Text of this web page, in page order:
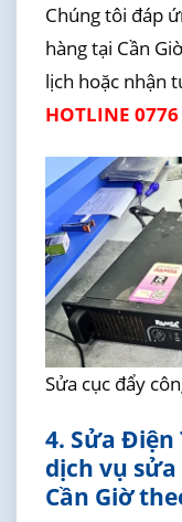
Chúng tôi đáp
hàng tại Cần
lịch hoặc nhận
HOTLINE
Sửa cục đẩy
4. Sửa Điện
dịch vụ
Cần Giờ